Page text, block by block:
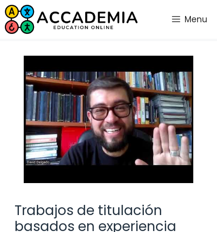
Saltar
al
contenido
Menu
Trabajos de titulación
basados en experiencia